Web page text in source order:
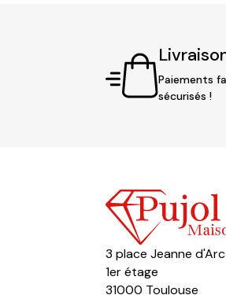
Paiements
sécurisés !
3 place Jeanne d'Arc
1er étage
31000 Toulouse